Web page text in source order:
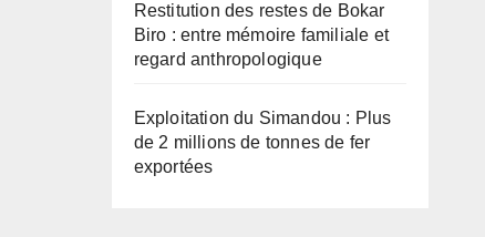
Restitution des restes de Bokar
Biro : entre mémoire familiale et
regard anthropologique
Exploitation du Simandou : Plus
de 2 millions de tonnes de fer
exportées